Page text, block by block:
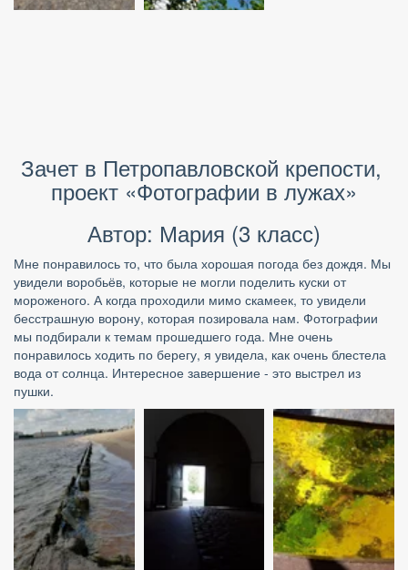
Зачет в Петропавловской крепости,
проект «Фотографии в лужах»
Автор: Мария (3 класс)
Мне понравилось то, что была хорошая погода без дождя. Мы
увидели воробьёв, которые не могли поделить куски от
мороженого. А когда проходили мимо скамеек, то увидели
бесстрашную ворону, которая позировала нам. Фотографии
мы подбирали к темам прошедшего года. Мне очень
понравилось ходить по берегу, я увидела, как очень блестела
вода от солнца. Интересное завершение - это выстрел из
пушки.